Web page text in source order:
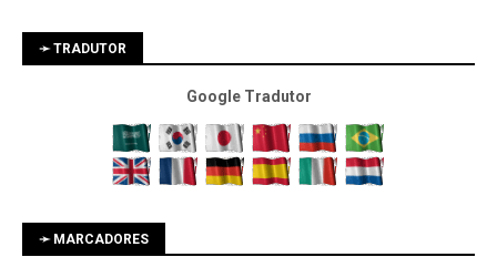
➛ TRADUTOR
Google Tradutor
➛ MARCADORES